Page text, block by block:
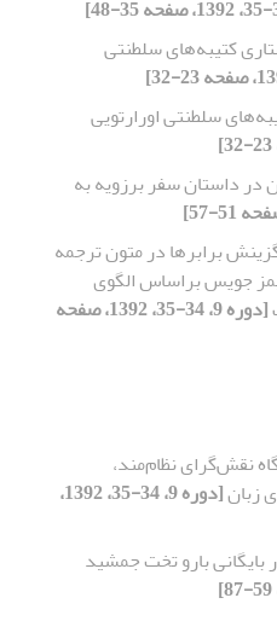
کتیبه‌های سلطنتی
سلطنتی اورارتویی
در داستان سفر برزویه به
برابرها در متون ترجمه
جویس براساس الگوی
[دوره 9، 34-35، 1392، صفحه
نقش‌گرای نظام‌مند،
زبان
[دوره 9، 34-35، 1392،
بارو تخت جمشید